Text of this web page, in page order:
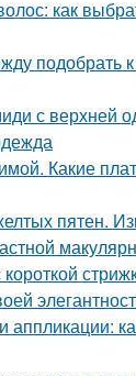
как
подобрать
с верхней
Какие
пятен.